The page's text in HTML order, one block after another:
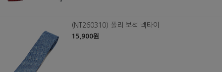
(NT260310) 폴리 보석 넥타이
15,900원